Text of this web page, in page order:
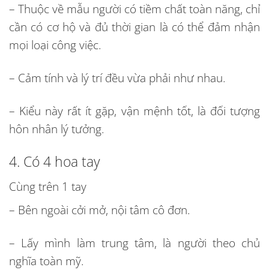
– Thuộc về mẫu người có tiềm chất toàn năng, chỉ
cần có cơ hộ và đủ thời gian là có thể đảm nhận
mọi loại công việc.
– Cảm tính và lý trí đều vừa phải như nhau.
– Kiểu này rất ít gặp, vận mệnh tốt, là đối tượng
hôn nhân lý tưởng.
4. Có 4 hoa tay
Cùng trên 1 tay
– Bên ngoài cởi mở, nội tâm cô đơn.
– Lấy mình làm trung tâm, là người theo chủ
nghĩa toàn mỹ.